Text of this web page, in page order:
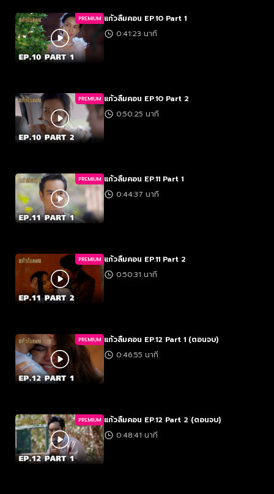
PREMIUM แก้วลืมคอน EP.10 Part 1
0:41:23 นาที
PREMIUM แก้วลืมคอน EP.10 Part 2
0:50:25 นาที
PREMIUM แก้วลืมคอน EP.11 Part 1
0:44:37 นาที
PREMIUM แก้วลืมคอน EP.11 Part 2
0:50:31 นาที
PREMIUM แก้วลืมคอน EP.12 Part 1 (ตอนจบ)
0:46:55 นาที
PREMIUM แก้วลืมคอน EP.12 Part 2 (ตอนจบ)
0:48:41 นาที